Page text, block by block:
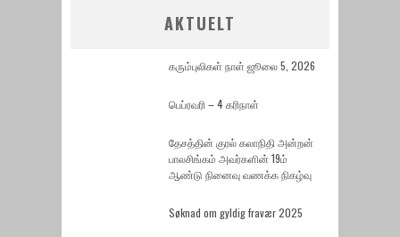
AKTUELT
கரும்புலிகள் நாள் ஜூலை 5, 2026
பெப்ரவரி – 4 கரிநாள்
தேசத்தின் குரல் கலாநிதி அன்றன்
பாலசிங்கம் அவர்களின் 19ம்
ஆண்டு நினைவு வணக்க நிகழ்வு
Søknad om gyldig fravær 2025